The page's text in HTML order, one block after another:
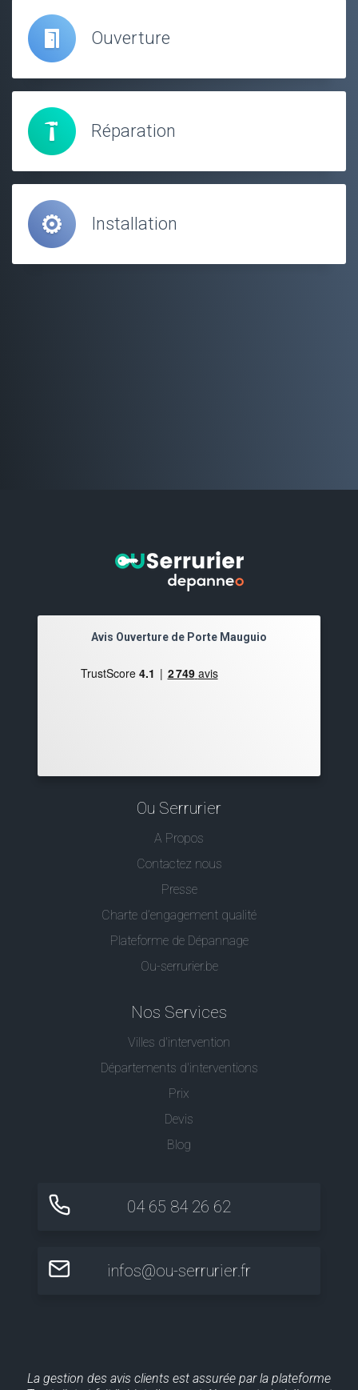
Ouverture
Réparation
Installation
Avis Ouverture de Porte Mauguio
Ou Serrurier
A Propos
Contactez nous
Presse
Charte d’engagement qualité
Plateforme de Dépannage
Ou-serrurier.be
Nos Services
Villes d'intervention
Départements d'interventions
Prix
Devis
Blog
04 65 84 26 62
infos@ou-serrurier.fr
La gestion des avis clients est assurée par la plateforme